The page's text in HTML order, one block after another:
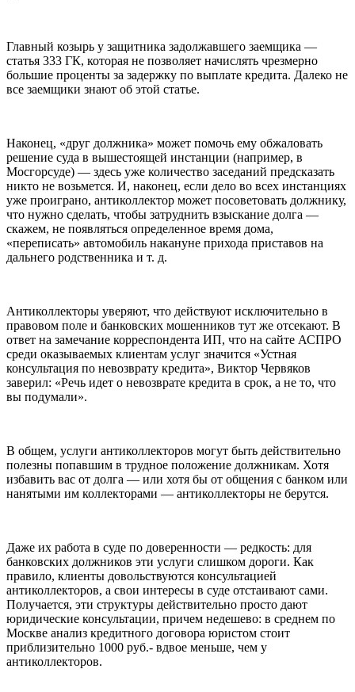
Главный козырь у защитника задолжавшего заемщика —
статья 333 ГК, которая не позволяет начислять чрезмерно
большие проценты за задержку по выплате кредита. Далеко не
все заемщики знают об этой статье.
Наконец, «друг должника» может помочь ему обжаловать
решение суда в вышестоящей инстанции (например, в
Мосгорсуде) — здесь уже количество заседаний предсказать
никто не возьмется. И, наконец, если дело во всех инстанциях
уже проиграно, антиколлектор может посоветовать должнику,
что нужно сделать, чтобы затруднить взыскание долга —
скажем, не появляться определенное время дома,
«переписать» автомобиль накануне прихода приставов на
дальнего родственника и т. д.
Антиколлекторы уверяют, что действуют исключительно в
правовом поле и банковских мошенников тут же отсекают. В
ответ на замечание корреспондента ИП, что на сайте АСПРО
среди оказываемых клиентам услуг значится «Устная
консультация по невозврату кредита», Виктор Червяков
заверил: «Речь идет о невозврате кредита в срок, а не то, что
вы подумали».
В общем, услуги антиколлекторов могут быть действительно
полезны попавшим в трудное положение должникам. Хотя
избавить вас от долга — или хотя бы от общения с банком или
нанятыми им коллекторами — антиколлекторы не берутся.
Даже их работа в суде по доверенности — редкость: для
банковских должников эти услуги слишком дороги. Как
правило, клиенты довольствуются консультацией
антиколлекторов, а свои интересы в суде отстаивают сами.
Получается, эти структуры действительно просто дают
юридические консультации, причем недешево: в среднем по
Москве анализ кредитного договора юристом стоит
приблизительно 1000 руб.- вдвое меньше, чем у
антиколлекторов.